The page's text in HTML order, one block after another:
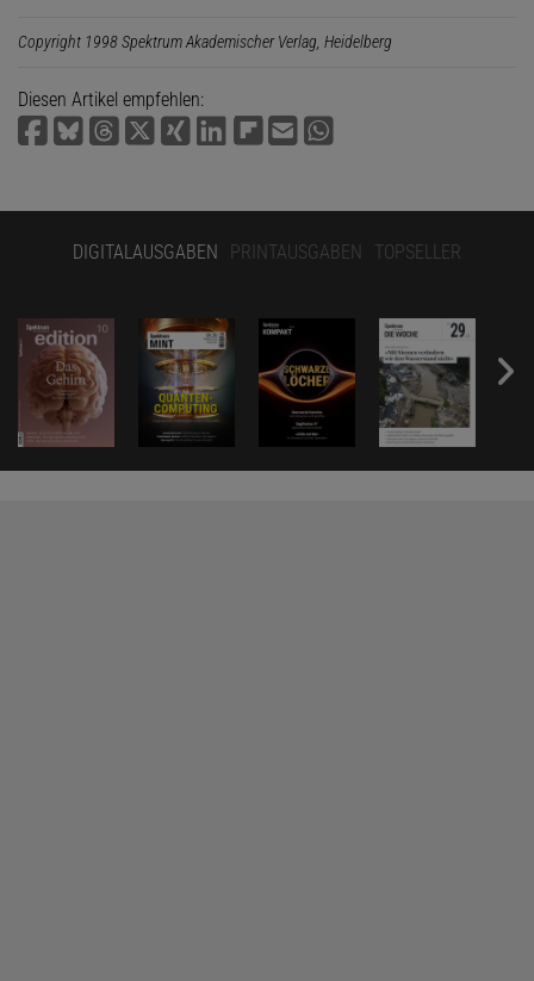
Copyright 1998 Spektrum Akademischer Verlag, Heidelberg
Diesen Artikel empfehlen:
DIGITALAUSGABEN PRINTAUSGABEN TOPSELLER